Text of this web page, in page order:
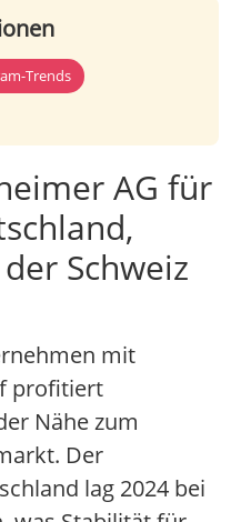
Trends
AG für
Schweiz
mit
profitiert
Nähe zum
Der
lag 2024 bei